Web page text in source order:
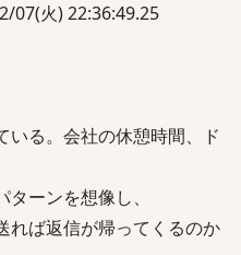
07(火) 22:36:49.25
いる。会社の休憩時間、ド
ーンを想像し、
れば返信が帰ってくるのか